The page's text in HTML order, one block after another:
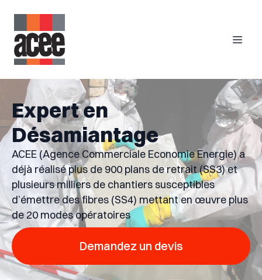
Expert en
Désamiantage
ACEE (Agence Commerciale Economie Energie) a
déjà réalisé plus de 900 plans de retrait (SS3) et
plusieurs milliers de chantiers susceptibles
d’émettre des fibres (SS4) mettant en œuvre plus
de 20 modes opératoires
Demandez un devis